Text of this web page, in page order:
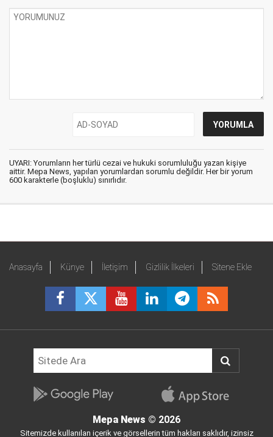
UYARI: Yorumların her türlü cezai ve hukuki sorumluluğu yazan kişiye
aittir. Mepa News, yapılan yorumlardan sorumlu değildir. Her bir yorum
600 karakterle (boşluklu) sınırlıdır.
Anasayfa Künye İletişim Gizlilik İlkeleri Sitene Ekle
Mepa News © 2026
Sitemizde kullanılan içerik ve görsellerin tüm hakları saklıdır, izinsiz